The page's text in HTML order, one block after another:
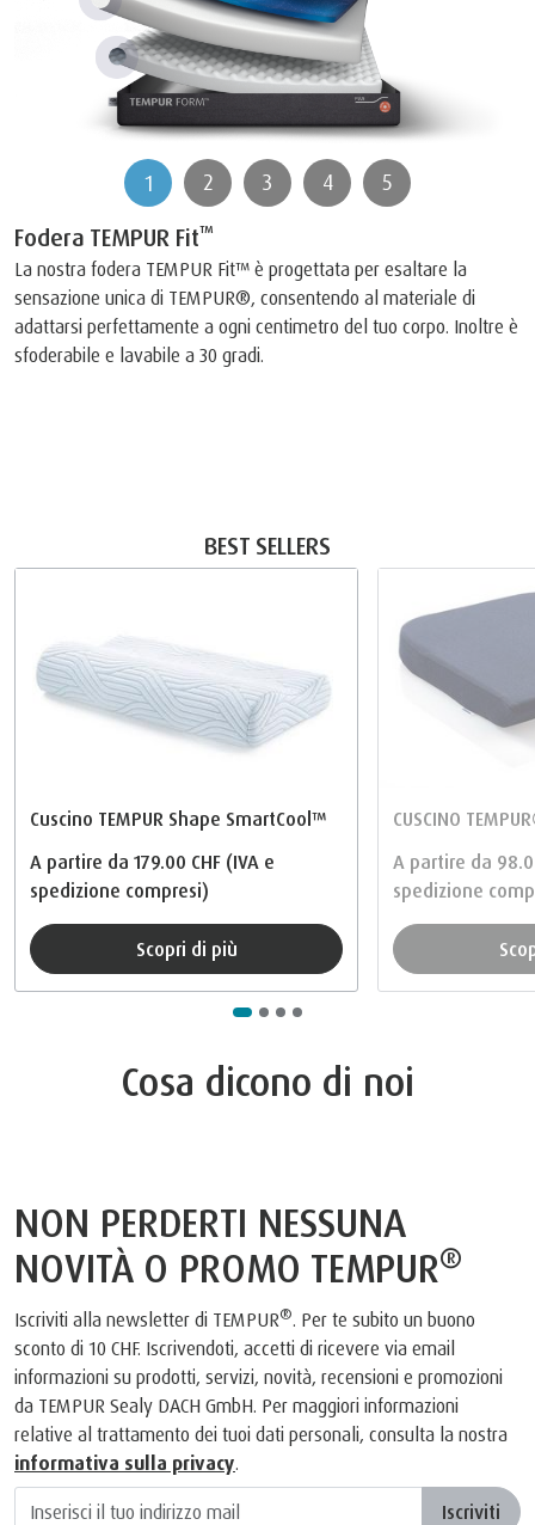
1 2 3 4 5
Fodera TEMPUR Fit™
La nostra fodera TEMPUR Fit™ è progettata per esaltare la
sensazione unica di TEMPUR®, consentendo al materiale di
adattarsi perfettamente a ogni centimetro del tuo corpo. Inoltre è
sfoderabile e lavabile a 30 gradi.
BEST SELLERS
Cuscino TEMPUR Shape SmartCool™
A partire da 179.00 CHF (IVA e
spedizione compresi)
Scopri di più
CUSCINO
A partire da
spedizione
Cosa dicono di noi
NON PERDERTI NESSUNA
NOVITÀ O PROMO TEMPUR®
Iscriviti alla newsletter di TEMPUR®. Per te subito un buono
sconto di 10 CHF. Iscrivendoti, accetti di ricevere via email
informazioni su prodotti, servizi, novità, recensioni e promozioni
da TEMPUR Sealy DACH GmbH. Per maggiori informazioni
relative al trattamento dei tuoi dati personali, consulta la nostra
informativa sulla privacy.
Iscriviti